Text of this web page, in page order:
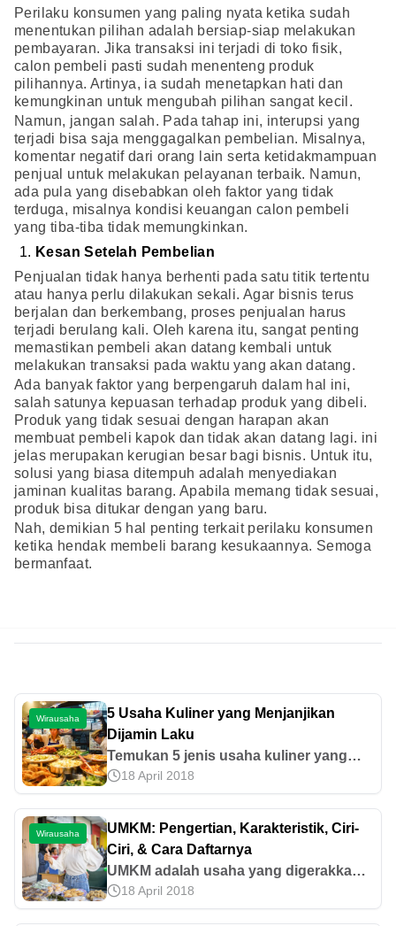
Perilaku konsumen yang paling nyata ketika sudah
menentukan pilihan adalah bersiap-siap melakukan
pembayaran. Jika transaksi ini terjadi di toko fisik,
calon pembeli pasti sudah menenteng produk
pilihannya. Artinya, ia sudah menetapkan hati dan
kemungkinan untuk mengubah pilihan sangat kecil.
Namun, jangan salah. Pada tahap ini, interupsi yang
terjadi bisa saja menggagalkan pembelian. Misalnya,
komentar negatif dari orang lain serta ketidakmampuan
penjual untuk melakukan pelayanan terbaik. Namun,
ada pula yang disebabkan oleh faktor yang tidak
terduga, misalnya kondisi keuangan calon pembeli
yang tiba-tiba tidak memungkinkan.
Kesan Setelah Pembelian
Penjualan tidak hanya berhenti pada satu titik tertentu
atau hanya perlu dilakukan sekali. Agar bisnis terus
berjalan dan berkembang, proses penjualan harus
terjadi berulang kali. Oleh karena itu, sangat penting
memastikan pembeli akan datang kembali untuk
melakukan transaksi pada waktu yang akan datang.
Ada banyak faktor yang berpengaruh dalam hal ini,
salah satunya kepuasan terhadap produk yang dibeli.
Produk yang tidak sesuai dengan harapan akan
membuat pembeli kapok dan tidak akan datang lagi. ini
jelas merupakan kerugian besar bagi bisnis. Untuk itu,
solusi yang biasa ditempuh adalah menyediakan
jaminan kualitas barang. Apabila memang tidak sesuai,
produk bisa ditukar dengan yang baru.
Nah, demikian 5 hal penting terkait perilaku konsumen
ketika hendak membeli barang kesukaannya. Semoga
bermanfaat.
Wirausaha
5 Usaha Kuliner yang Menjanjikan
Dijamin Laku
Temukan 5 jenis usaha kuliner yang
menjanjikan dan siap Anda mulai.
Temukan peluang bisnis kuliner yang
laku di pasaran.
18 April 2018
Wirausaha
UMKM: Pengertian, Karakteristik, Ciri-
Ciri, & Cara Daftarnya
UMKM adalah usaha yang digerakkan
oleh perorangan, rumah tangga,
maupun badan usaha. Mari kenali
18 April 2018